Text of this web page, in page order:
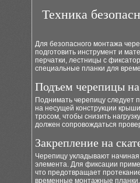
Техника
Для безопасного монтажа
подготовить инструмент и
перчатки, лестницы с
специальные планки для
Подъем черепицы на
Поднимать черепицу следует
на несущей конструкции
тросом, чтобы снизить
должен сопровождаться
Закрепление на
Черепицу укладывают
элемента. Для фиксации
что предотвращает
временные монтажные